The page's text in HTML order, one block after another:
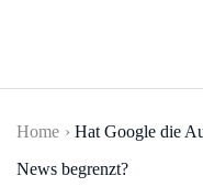
Home
Hat Google die
News begrenzt?